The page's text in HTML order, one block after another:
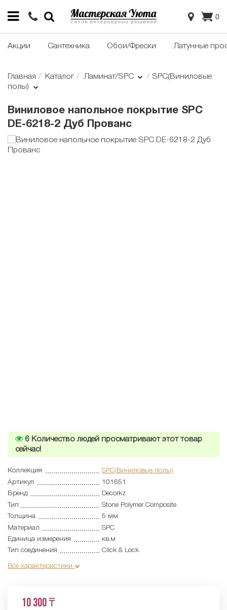
0
Акции Сантехника Обои/Фрески Латунные
Главная Каталог Ламинат/SPC
SPC(Виниловые
полы)
Виниловое напольное покрытие SPC
DE-6218-2 Дуб Прованс
6 Количество людей просматривают этот товар
сейчас!
Коллекция
SPC(Виниловые полы)
Артикул
101651
Бренд
Decorkz
Тип
Stone Polymer Composite
Толщина
5 мм
Материал
SPC
Единица измерения
кв.м
Тип соединения
Click & Lock
Все характеристики
10 300 ₸